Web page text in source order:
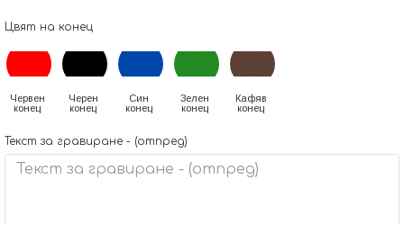
Цвят на конец
Червен
конец
Черен
конец
Син
конец
Зелен
конец
Кафяв
конец
Текст за гравиране - (отпред)